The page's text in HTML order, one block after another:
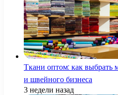
Ткани оптом: как выбрать
и швейного бизнеса
3 недели назад